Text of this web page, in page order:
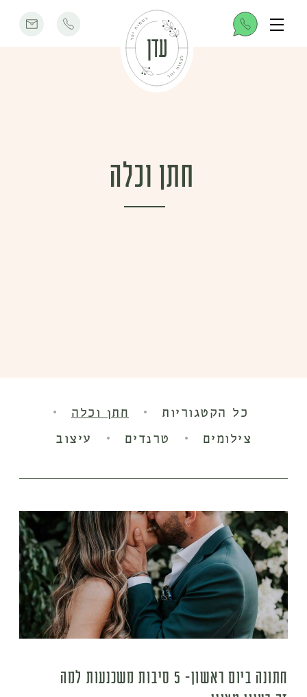
חתן וכלה
כל הקטגוריות · חתן וכלה ·
צילומים · טרנדים · עיצוב
חתונה ביום ראשון- 5 סיבות משכנעות למה